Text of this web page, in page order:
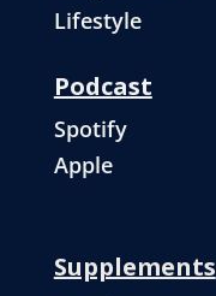
Lifestyle
Podcast
Spotify
Apple
Supplements